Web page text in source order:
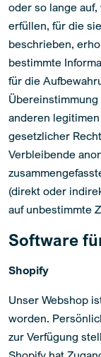
oder so lange
erfüllen, für die
beschrieben,
bestimmte
für die
anderen
gesetzlicher
Verbleibende
(direkt oder
auf unbestimmte
Software
Shopify
Unser Webshop
worden.
zur Verfügung